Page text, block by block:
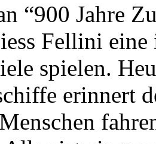
“900 Jahre
Fellini
spielen.
erinnert